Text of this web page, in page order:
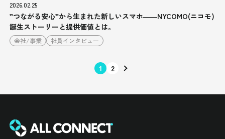
2026.02.25
”つながる安心”から生まれた新しいスマホ――NYCOMO(ニコモ)
誕生ストーリーと提供価値とは。
会社/事業 社員インタビュー
1 2